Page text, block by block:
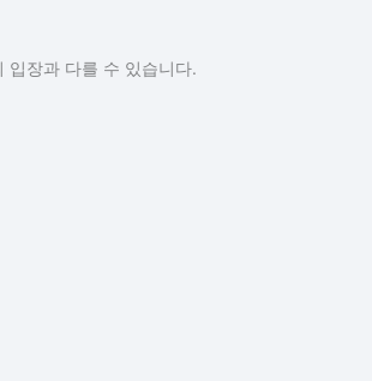
입장과 다를 수 있습니다.